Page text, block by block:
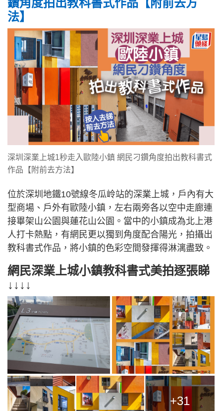
法】
深圳深業上城1秒走入歐陸小鎮 網民刁鑽角度拍出教科書式
作品【附前去方法】
位於深圳地鐵10號線冬瓜岭站的深業上城，戶內有大
型商場、戶外有歐陸小鎮，左右兩旁各以空中走廊連
接畢架山公園與蓮花山公園。當中的小鎮成為北上港
人打卡熱點，有網民更以獨到角度配合陽光，拍攝出
教科書式作品，將小鎮的色彩空間發揮得淋漓盡致。
網民深業上城小鎮教科書式美拍逐張睇
↓↓↓↓
+31